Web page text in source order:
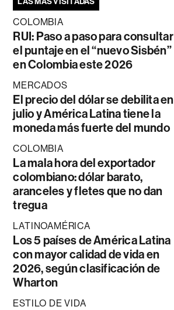
COLOMBIA
RUI: Paso a paso para consultar
el puntaje en el “nuevo Sisbén”
en Colombia este 2026
MERCADOS
El precio del dólar se debilita en
julio y América Latina tiene la
moneda más fuerte del mundo
COLOMBIA
La mala hora del exportador
colombiano: dólar barato,
aranceles y fletes que no dan
tregua
LATINOAMÉRICA
Los 5 países de América Latina
con mayor calidad de vida en
2026, según clasificación de
Wharton
ESTILO DE VIDA